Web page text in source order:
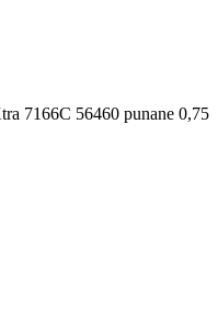
7166C 56460 punane 0,75